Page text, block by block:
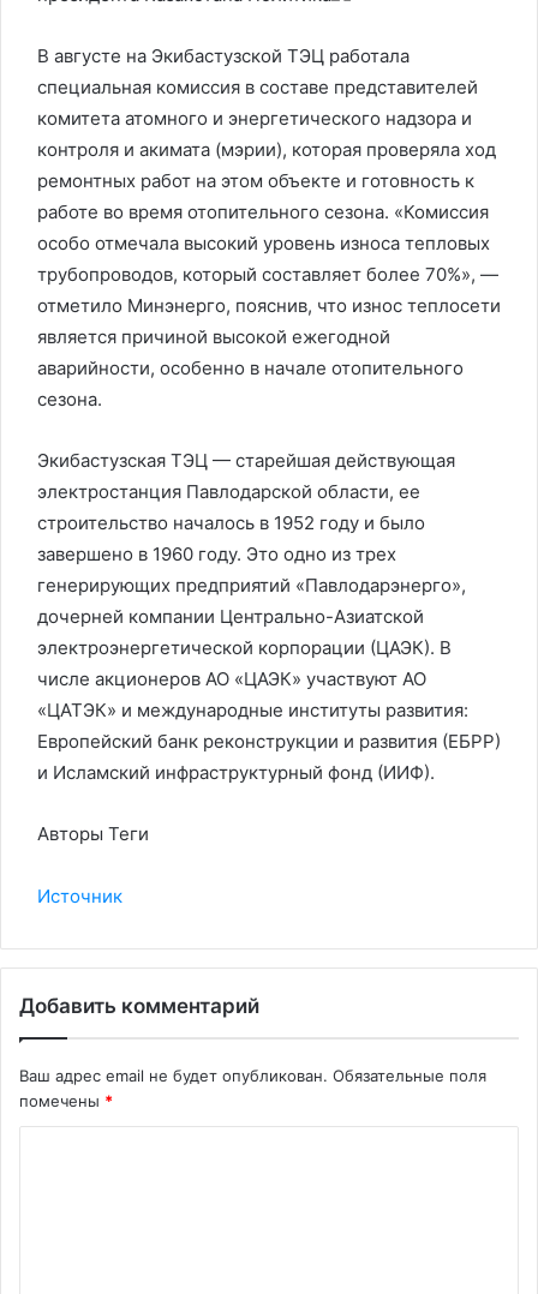
В августе на Экибастузской ТЭЦ работала
специальная комиссия в составе представителей
комитета атомного и энергетического надзора и
контроля и акимата (мэрии), которая проверяла ход
ремонтных работ на этом объекте и готовность к
работе во время отопительного сезона. «Комиссия
особо отмечала высокий уровень износа тепловых
трубопроводов, который составляет более 70%», —
отметило Минэнерго, пояснив, что износ теплосети
является причиной высокой ежегодной
аварийности, особенно в начале отопительного
сезона.
Экибастузская ТЭЦ — старейшая действующая
электростанция Павлодарской области, ее
строительство началось в 1952 году и было
завершено в 1960 году. Это одно из трех
генерирующих предприятий «Павлодарэнерго»,
дочерней компании Центрально-Азиатской
электроэнергетической корпорации (ЦАЭК). В
числе акционеров АО «ЦАЭК» участвуют АО
«ЦАТЭК» и международные институты развития:
Европейский банк реконструкции и развития (ЕБРР)
и Исламский инфраструктурный фонд (ИИФ).
Авторы Теги
Источник
Добавить комментарий
Ваш адрес email не будет опубликован. Обязательные поля
помечены *